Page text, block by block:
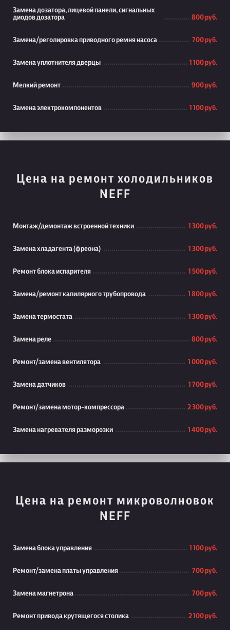
Замена дозатора, лицевой панели, сигнальных
диодов дозатора
800 руб.
Замена/реголировка приводного ремня насоса 700 руб.
Замена уплотнителя дверцы 1 100 руб.
Мелкий ремонт 900 руб.
Замена электрокомпонентов 1 100 руб.
Цена на ремонт холодильников
NEFF
Монтаж/демонтаж встроенной техники 1 300 руб.
Замена хладагента (фреона) 1 300 руб.
Ремонт блока испарителя 1 500 руб.
Замена/ремонт капилярного трубопровода 1 800 руб.
Замена термостата 1 300 руб.
Замена реле 800 руб.
Ремонт/замена вентилятора 1 000 руб.
Замена датчиков 1 700 руб.
Ремонт/замена мотор-компрессора 2 300 руб.
Замена нагревателя разморозки 1 400 руб.
Цена на ремонт микроволновок
NEFF
Замена блока управления 1 100 руб.
Ремонт/замена платы управления 700 руб.
Замена магнетрона 700 руб.
Ремонт привода крутящегося столика 2 100 руб.